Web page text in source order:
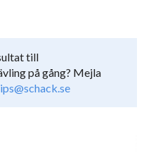
till
på gång? Mejla